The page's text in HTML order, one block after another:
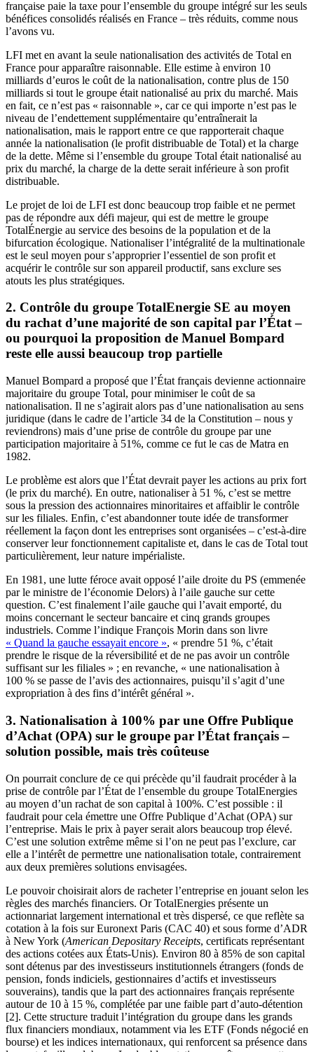
française paie la taxe pour l’ensemble du groupe intégré sur les seuls
bénéfices consolidés réalisés en France – très réduits, comme nous
l’avons vu.
LFI met en avant la seule nationalisation des activités de Total en
France pour apparaître raisonnable. Elle estime à environ 10
milliards d’euros le coût de la nationalisation, contre plus de 150
milliards si tout le groupe était nationalisé au prix du marché. Mais
en fait, ce n’est pas « raisonnable », car ce qui importe n’est pas le
niveau de l’endettement supplémentaire qu’entraînerait la
nationalisation, mais le rapport entre ce que rapporterait chaque
année la nationalisation (le profit distribuable de Total) et la charge
de la dette. Même si l’ensemble du groupe Total était nationalisé au
prix du marché, la charge de la dette serait inférieure à son profit
distribuable.
Le projet de loi de LFI est donc beaucoup trop faible et ne permet
pas de répondre aux défi majeur, qui est de mettre le groupe
TotalÉnergie au service des besoins de la population et de la
bifurcation écologique. Nationaliser l’intégralité de la multinationale
est le seul moyen pour s’approprier l’essentiel de son profit et
acquérir le contrôle sur son appareil productif, sans exclure ses
atouts les plus stratégiques.
2. Contrôle du groupe TotalEnergie SE au moyen
du rachat d’une majorité de son capital par l’État –
ou pourquoi la proposition de Manuel Bompard
reste elle aussi beaucoup trop partielle
Manuel Bompard a proposé que l’État français devienne actionnaire
majoritaire du groupe Total, pour minimiser le coût de sa
nationalisation. Il ne s’agirait alors pas d’une nationalisation au sens
juridique (dans le cadre de l’article 34 de la Constitution – nous y
reviendrons) mais d’une prise de contrôle du groupe par une
participation majoritaire à 51%, comme ce fut le cas de Matra en
1982.
Le problème est alors que l’État devrait payer les actions au prix fort
(le prix du marché). En outre, nationaliser à 51 %, c’est se mettre
sous la pression des actionnaires minoritaires et affaiblir le contrôle
sur les filiales. Enfin, c’est abandonner toute idée de transformer
réellement la façon dont les entreprises sont organisées – c’est-à-dire
conserver leur fonctionnement capitaliste et, dans le cas de Total tout
particulièrement, leur nature impérialiste.
En 1981, une lutte féroce avait opposé l’aile droite du PS (emmenée
par le ministre de l’économie Delors) à l’aile gauche sur cette
question. C’est finalement l’aile gauche qui l’avait emporté, du
moins concernant le secteur bancaire et cinq grands groupes
industriels. Comme l’indique François Morin dans son livre
« Quand la gauche essayait encore », « prendre 51 %, c’était
prendre le risque de la réversibilité et de ne pas avoir un contrôle
suffisant sur les filiales » ; en revanche, « une nationalisation à
100 % se passe de l’avis des actionnaires, puisqu’il s’agit d’une
expropriation à des fins d’intérêt général ».
3. Nationalisation à 100% par une Offre Publique
d’Achat (OPA) sur le groupe par l’État français –
solution possible, mais très coûteuse
On pourrait conclure de ce qui précède qu’il faudrait procéder à la
prise de contrôle par l’État de l’ensemble du groupe TotalEnergies
au moyen d’un rachat de son capital à 100%. C’est possible : il
faudrait pour cela émettre une Offre Publique d’Achat (OPA) sur
l’entreprise. Mais le prix à payer serait alors beaucoup trop élevé.
C’est une solution extrême même si l’on ne peut pas l’exclure, car
elle a l’intérêt de permettre une nationalisation totale, contrairement
aux deux premières solutions envisagées.
Le pouvoir choisirait alors de racheter l’entreprise en jouant selon les
règles des marchés financiers. Or TotalEnergies présente un
actionnariat largement international et très dispersé, ce que reflète sa
cotation à la fois sur Euronext Paris (CAC 40) et sous forme d’ADR
à New York (American Depositary Receipts, certificats représentant
des actions cotées aux États-Unis). Environ 80 à 85% de son capital
sont détenus par des investisseurs institutionnels étrangers (fonds de
pension, fonds indiciels, gestionnaires d’actifs et investisseurs
souverains), tandis que la part des actionnaires français représente
autour de 10 à 15 %, complétée par une faible part d’auto-détention
[2]. Cette structure traduit l’intégration du groupe dans les grands
flux financiers mondiaux, notamment via les ETF (Fonds négocié en
bourse) et les indices internationaux, qui renforcent sa présence dans